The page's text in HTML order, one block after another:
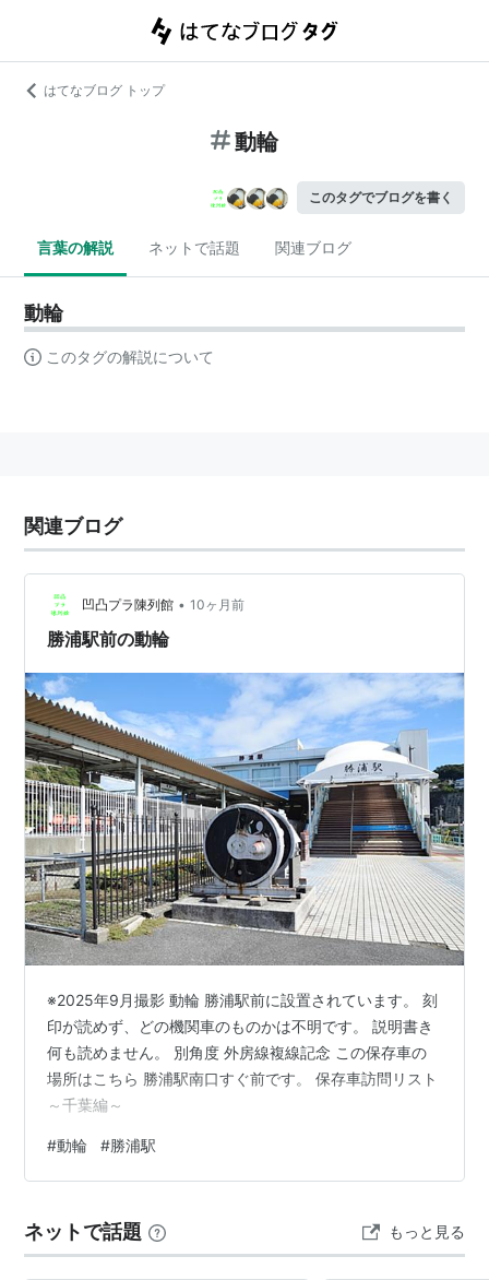
はてなブログ トップ
動輪
このタグでブログを書く
言葉の解説 ネットで話題 関連ブログ
動輪
このタグの解説について
関連ブログ
凹凸プラ陳列館 • 10ヶ月前
勝浦駅前の動輪
※2025年9月撮影 動輪 勝浦駅前に設置されています。 刻
印が読めず、どの機関車のものかは不明です。 説明書き
何も読めません。 別角度 外房線複線記念 この保存車の
場所はこちら 勝浦駅南口すぐ前です。 保存車訪問リスト
～千葉編～
#動輪 #勝浦駅
ネットで話題 もっと見る